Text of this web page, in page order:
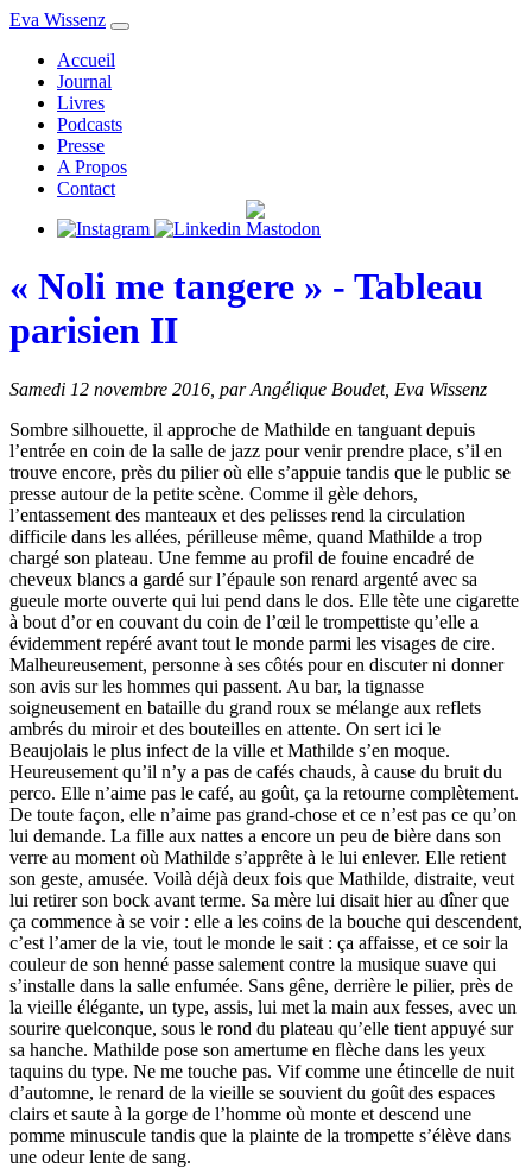
Eva Wissenz
Accueil
Journal
Livres
Podcasts
Presse
A Propos
Contact
« Noli me tangere » - Tableau
parisien II
Samedi 12 novembre 2016 par Angélique Boudet, Eva Wissenz
Sombre silhouette, il approche de Mathilde en tanguant depuis
l’entrée en coin de la salle de jazz pour venir prendre place, s’il en
trouve encore, près du pilier où elle s’appuie tandis que le public se
presse autour de la petite scène. Comme il gèle dehors,
l’entassement des manteaux et des pelisses rend la circulation
difficile dans les allées, périlleuse même, quand Mathilde a trop
chargé son plateau. Une femme au profil de fouine encadré de
cheveux blancs a gardé sur l’épaule son renard argenté avec sa
gueule morte ouverte qui lui pend dans le dos. Elle tète une cigarette
à bout d’or en couvant du coin de l’œil le trompettiste qu’elle a
évidemment repéré avant tout le monde parmi les visages de cire.
Malheureusement, personne à ses côtés pour en discuter ni donner
son avis sur les hommes qui passent. Au bar, la tignasse
soigneusement en bataille du grand roux se mélange aux reflets
ambrés du miroir et des bouteilles en attente. On sert ici le
Beaujolais le plus infect de la ville et Mathilde s’en moque.
Heureusement qu’il n’y a pas de cafés chauds, à cause du bruit du
perco. Elle n’aime pas le café, au goût, ça la retourne complètement.
De toute façon, elle n’aime pas grand-chose et ce n’est pas ce qu’on
lui demande. La fille aux nattes a encore un peu de bière dans son
verre au moment où Mathilde s’apprête à le lui enlever. Elle retient
son geste, amusée. Voilà déjà deux fois que Mathilde, distraite, veut
lui retirer son bock avant terme. Sa mère lui disait hier au dîner que
ça commence à se voir : elle a les coins de la bouche qui descendent,
c’est l’amer de la vie, tout le monde le sait : ça affaisse, et ce soir la
couleur de son henné passe salement contre la musique suave qui
s’installe dans la salle enfumée. Sans gêne, derrière le pilier, près de
la vieille élégante, un type, assis, lui met la main aux fesses, avec un
sourire quelconque, sous le rond du plateau qu’elle tient appuyé sur
sa hanche. Mathilde pose son amertume en flèche dans les yeux
taquins du type. Ne me touche pas. Vif comme une étincelle de nuit
d’automne, le renard de la vieille se souvient du goût des espaces
clairs et saute à la gorge de l’homme où monte et descend une
pomme minuscule tandis que la plainte de la trompette s’élève dans
une odeur lente de sang.